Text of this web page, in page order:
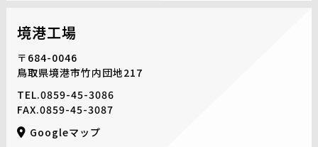
境港工場
〒684-0046
鳥取県境港市竹内団地217
TEL.0859-45-3086
FAX.0859-45-3087
Googleマップ